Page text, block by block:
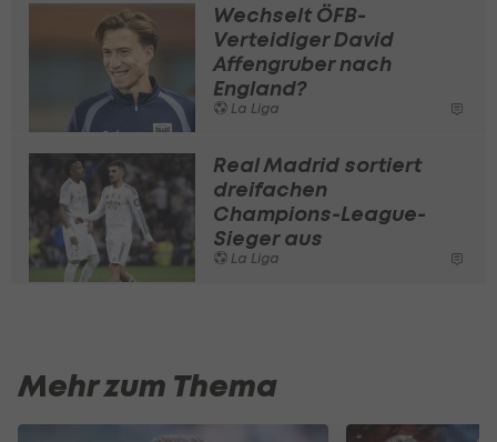
Wechselt ÖFB-
Verteidiger David
Affengruber nach
England?
La Liga
Real Madrid sortiert
dreifachen
Champions-League-
Sieger aus
La Liga
Mehr zum Thema